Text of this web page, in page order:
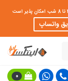
واتساپ
0